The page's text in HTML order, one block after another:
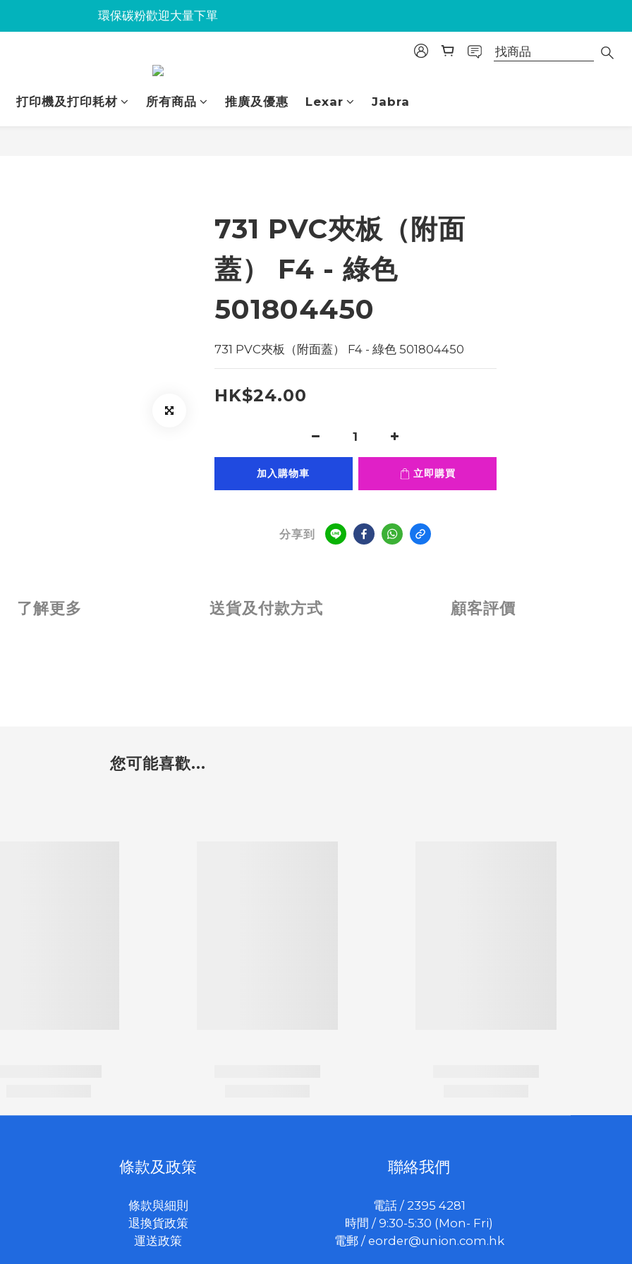
Jabra會議設備企業優惠已抵達Union
環保碳粉歡迎大量下單
打印機及打印耗材 所有商品 推廣及優惠 Lexar Jabra
731 PVC夾板（附面
蓋） F4 - 綠色
501804450
731 PVC夾板（附面蓋） F4 - 綠色 501804450
HK$24.00
加入購物車 立即購買
分享到
了解更多 送貨及付款方式 顧客評價
您可能喜歡...
條款及政策
條款與細則
退換貨政策
運送政策
聯絡我們
電話 / 2395 4281
時間 / 9:30-5:30 (Mon- Fri)
電郵 / eorder@union.com.hk